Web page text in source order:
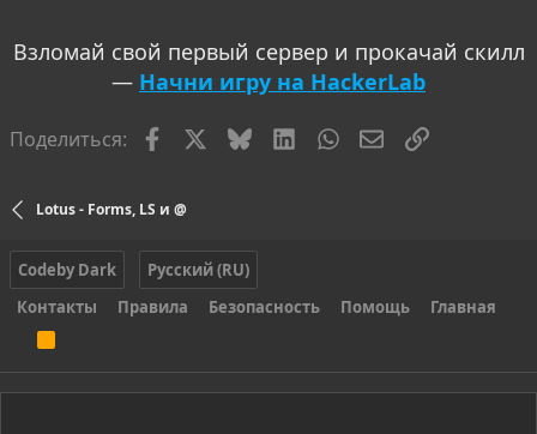
Взломай свой первый сервер и прокачай скилл
— Начни игру на HackerLab
Поделиться: FacebookBlueskyLinkedInWhatsAppЭлектронная
Ссылка
Lotus - Forms, LS и @
Codeby Dark
Русский (RU)
Контакты
Правила Безопасность Помощь Главная
R
S
S